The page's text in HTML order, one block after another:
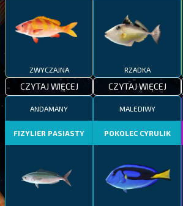
ZWYCZAJNA
CZYTAJ WIĘCEJ
RZADKA
CZYTAJ WIĘCEJ
ANDAMANY
FIZYLIER PASIASTY
MALEDIWY
POKOLEC CYRULIK